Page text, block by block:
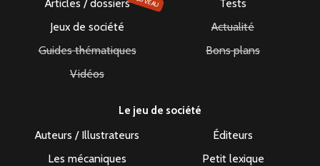
Articles / dossiers
Tests
Jeux de société
Actualité
Guides thématiques
Bons plans
Vidéos
Le jeu de société
Auteurs / Illustrateurs
Éditeurs
Les mécaniques
Petit lexique